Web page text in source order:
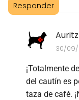
Responder
30/09/
¡Totalmente
del cautín es
taza de café.